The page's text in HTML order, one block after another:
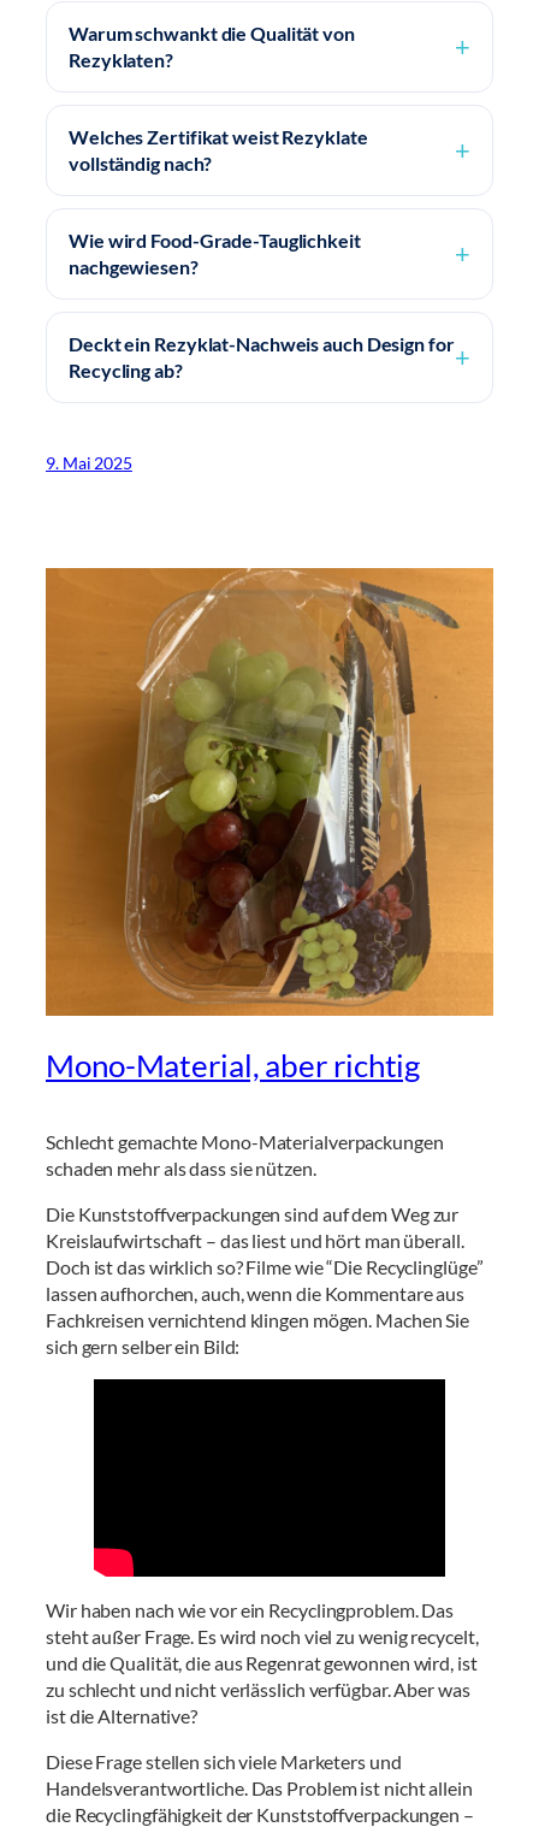
Warum schwankt die Qualität von
Rezyklaten?
Welches Zertifikat weist Rezyklate
vollständig nach?
Wie wird Food-Grade-Tauglichkeit
nachgewiesen?
Deckt ein Rezyklat-Nachweis auch Design for
Recycling ab?
9. Mai 2025
Mono-Material, aber richtig
Schlecht gemachte Mono-Materialverpackungen
schaden mehr als dass sie nützen.
Die Kunststoffverpackungen sind auf dem Weg zur
Kreislaufwirtschaft – das liest und hört man überall.
Doch ist das wirklich so? Filme wie “Die Recyclinglüge”
lassen aufhorchen, auch, wenn die Kommentare aus
Fachkreisen vernichtend klingen mögen. Machen Sie
sich gern selber ein Bild:
Wir haben nach wie vor ein Recyclingproblem. Das
steht außer Frage. Es wird noch viel zu wenig recycelt,
und die Qualität, die aus Regenrat gewonnen wird, ist
zu schlecht und nicht verlässlich verfügbar. Aber was
ist die Alternative?
Diese Frage stellen sich viele Marketers und
Handelsverantwortliche. Das Problem ist nicht allein
die Recyclingfähigkeit der Kunststoffverpackungen –